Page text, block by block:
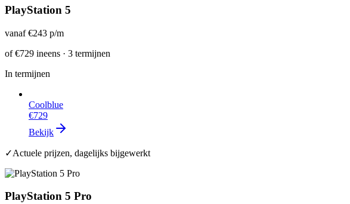
PlayStation 5
vanaf€243 p/m
of€729 ineens · 3 termijnen
In termijnen
Coolblue
€729
Bekijk
✓Actuele prijzen, dagelijks bijgewerkt
PlayStation 5 Pro